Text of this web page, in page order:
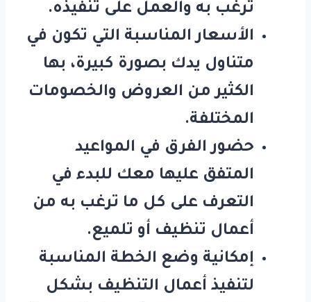
ترغب به والعمل على تنفيذه.
الأسعار المناسبة التي تكون في
متناول يدك بصورة كبيرة، بها
الكثير من العروض والخصومات
المختلفة.
حضور الفرق في المواعيد
المتفق عليها معك للبدء في
التعرف على كل ما ترغب به من
أعمال تنظيف أو تلميع.
إمكانية وضع الخطة المناسبة
لتنفيذ أعمال التنظيف بشكل